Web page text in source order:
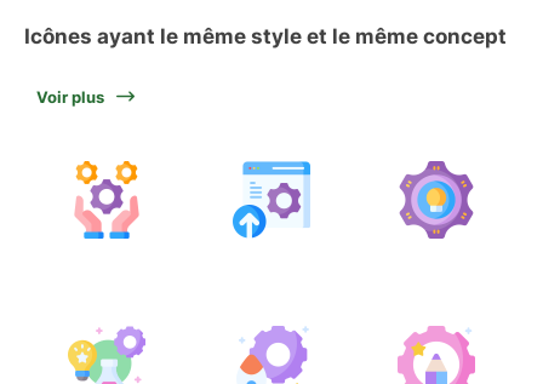
Icônes ayant le même style et le même concept
Voir plus